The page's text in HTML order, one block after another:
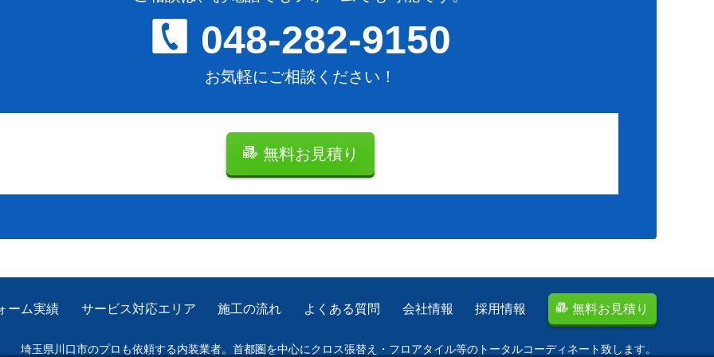
048-282-9150
お気軽にご相談ください！
無料お見積り
ーム実績 サービス対応エリア 施工の流れ よくある質問 会社情報 採用情報 無料お見積り
埼玉県川口市のプロも依頼する内装業者。 首都圏を中心にクロス張替え・フロアタイル等のトータルコーディネート致します。